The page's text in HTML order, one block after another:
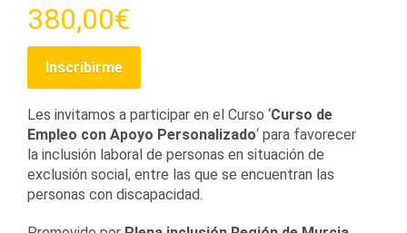
380,00€
Inscribirme
Les invitamos a participar en el Curso ‘Curso de
Empleo con Apoyo Personalizado‘ para favorecer
la inclusión laboral de personas en situación de
exclusión social, entre las que se encuentran las
personas con discapacidad.